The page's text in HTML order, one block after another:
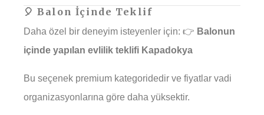
🎈 Balon İçinde Teklif
Daha özel bir deneyim isteyenler için: 👉 Balonun
içinde yapılan evlilik teklifi Kapadokya
Bu seçenek premium kategoridedir ve fiyatlar vadi
organizasyonlarına göre daha yüksektir.